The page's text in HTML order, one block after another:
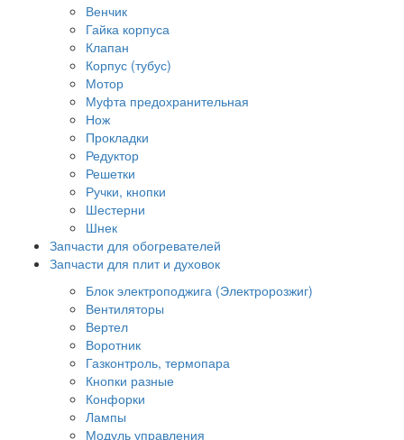
Венчик
Гайка корпуса
Клапан
Корпус (тубус)
Мотор
Муфта предохранительная
Нож
Прокладки
Редуктор
Решетки
Ручки, кнопки
Шестерни
Шнек
Запчасти для обогревателей
Запчасти для плит и духовок
Блок электроподжига (Электророзжиг)
Вентиляторы
Вертел
Воротник
Газконтроль, термопара
Кнопки разные
Конфорки
Лампы
Модуль управления